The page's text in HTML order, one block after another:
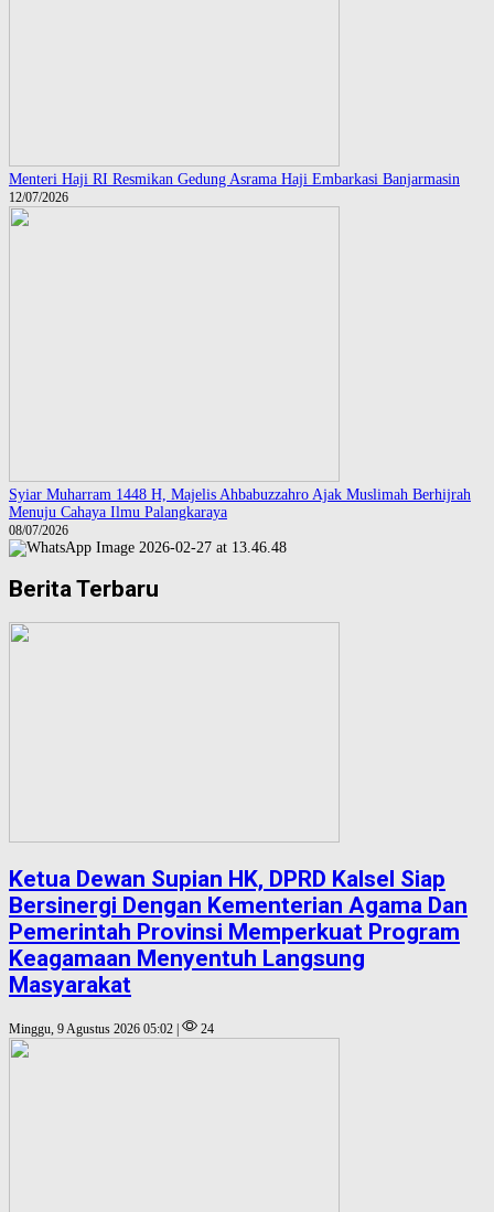
Menteri Haji RI Resmikan Gedung Asrama Haji Embarkasi Banjarmasin
12/07/2026
Syiar Muharram 1448 H, Majelis Ahbabuzzahro Ajak Muslimah Berhijrah
Menuju Cahaya Ilmu Palangkaraya
08/07/2026
Berita Terbaru
Ketua Dewan Supian HK, DPRD Kalsel Siap
Bersinergi Dengan Kementerian Agama Dan
Pemerintah Provinsi Memperkuat Program
Keagamaan Menyentuh Langsung
Masyarakat
Minggu, 9 Agustus 2026 05:02 | 24